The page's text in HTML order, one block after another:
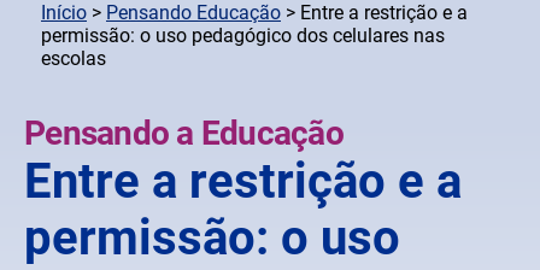
Início > Pensando Educação > Entre a restrição e a
permissão: o uso pedagógico dos celulares nas
escolas
Pensando a Educação
Entre a restrição e a
permissão: o uso